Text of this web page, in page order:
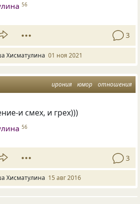
56
3
Хисматулина 01 ноя 2021
ирония юмор отношения
и смех, и грех)))
56
3
Хисматулина 15 авг 2016